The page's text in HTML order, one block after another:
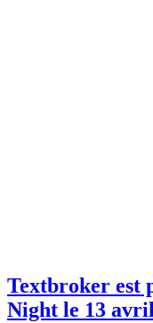
Textbroker est
Night le 13